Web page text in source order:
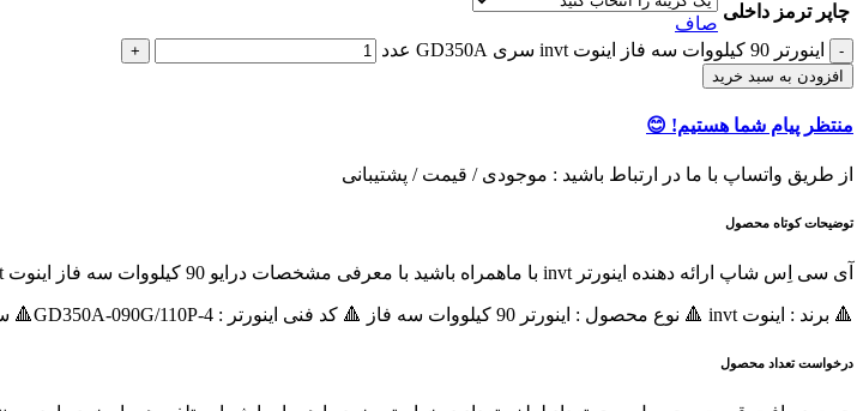
چاپر ترمز داخلی
صاف
اينورتر 90 کیلووات سه فاز اینوت invt سری GD350A عدد
افزودن به سبد خرید
منتظر پیام شما هستیم! 😊
از طریق واتساپ با ما در ارتباط باشید : موجودی / قیمت / پشتیبانی
توضیحات کوتاه محصول
آی سی اِس شاپ ارائه دهنده اینورتر invt با ماهمراه باشید با معرفی مشخصات درایو 90 کیلووات سه فاز اینوت invt سری GD350A محصولی اقصادی
🔺 برند : اینوت invt 🔺 نوع محصول : اينورتر 90 کیلووات سه فاز 🔺 کد فنی اینورتر : GD350A-090G/110P-4🔺 سری اینورتر :
درخواست تعداد محصول